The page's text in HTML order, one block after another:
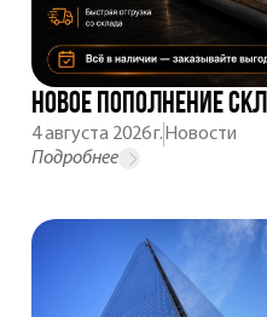
Новое пополнение
4 августа 2026 г.Новости
Подробнее